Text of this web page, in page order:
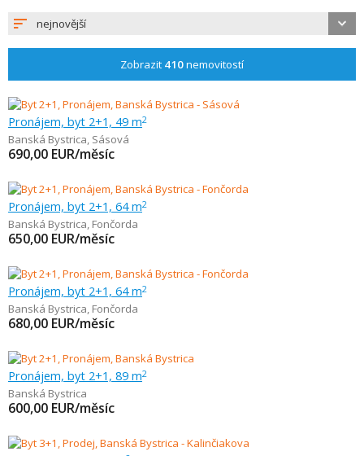
nejnovější
Zobrazit 410nemovitostí
Pronájem, byt 2+1, 49 m2
Banská Bystrica, Sásová
690,00 EUR/měsíc
Pronájem, byt 2+1, 64 m2
Banská Bystrica, Fončorda
650,00 EUR/měsíc
Pronájem, byt 2+1, 64 m2
Banská Bystrica, Fončorda
680,00 EUR/měsíc
Pronájem, byt 2+1, 89 m2
Banská Bystrica
600,00 EUR/měsíc